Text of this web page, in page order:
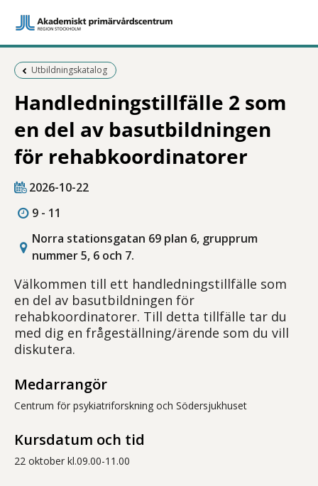
Föregående sida:
Utbildningskatalog
Handledningstillfälle 2 som
en del av basutbildningen
för rehabkoordinatorer
2026-10-22
9 - 11
Norra stationsgatan 69 plan 6, grupprum
nummer 5, 6 och 7.
Välkommen till ett handledningstillfälle som
en del av basutbildningen för
rehabkoordinatorer. Till detta tillfälle tar du
med dig en frågeställning/ärende som du vill
diskutera.
Medarrangör
Centrum för psykiatriforskning och Södersjukhuset
Kursdatum och tid
22 oktober kl.09.00-11.00